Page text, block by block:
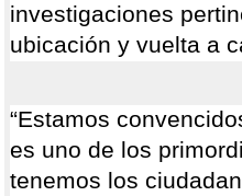
investigaciones
ubicación y vuelta a
“Estamos
es uno de los
tenemos los